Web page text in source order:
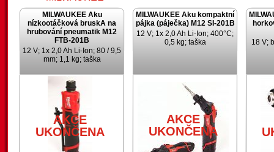
AKCE
UKONČENA
MILWAUKEE Aku
nízkootáčková bruskA na
hrubování pneumatik M12
FTB-201B
12 V; 1x 2,0 Ah Li-Ion; 80 / 9,5
mm; 1,1 kg; taška
AKCE
UKONČENA
MILWAUKEE Aku kompaktní
pájka (páječka) M12 SI-201B
12 V; 1x 2,0 Ah Li-Ion; 400°C;
0,5 kg; taška
AKCE
UKONČENA
18 V;